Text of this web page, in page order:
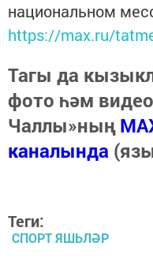
национальном
https://max.ru/
Тагы да
фото һәм
Чаллы»ның
каналында
Теги:
СПОРТ ЯШЬЛӘР